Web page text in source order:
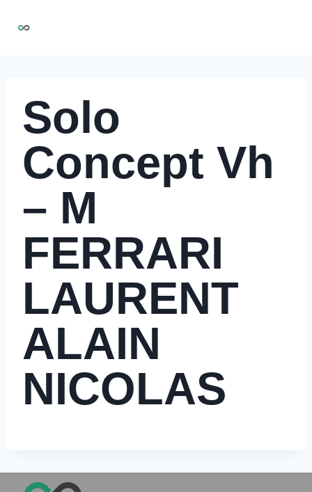
Solo
Concept Vh
– M
FERRARI
LAURENT
ALAIN
NICOLAS